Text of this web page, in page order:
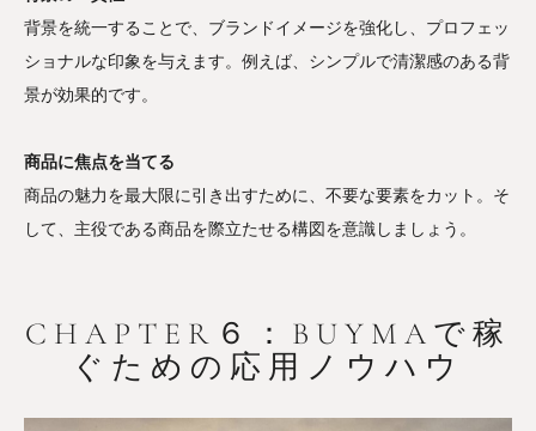
背景を統一することで、ブランドイメージを強化し、プロフェッ
ショナルな印象を与えます。例えば、シンプルで清潔感のある背
景が効果的です。
商品に焦点を当てる
商品の魅力を最大限に引き出すために、不要な要素をカット。そ
して、主役である商品を際立たせる構図を意識しましょう。
CHAPTER６：BUYMAで稼
ぐための応用ノウハウ